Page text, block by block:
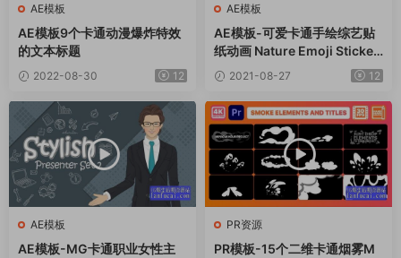
AE模板
AE模板9个卡通动漫爆炸特效
的文本标题
2022-08-30 12
AE模板
AE模板-可爱卡通手绘综艺贴
纸动画 Nature Emoji Sticker
s Animations
2021-08-27 12
AE模板
AE模板-MG卡通职业女性主
PR资源
PR模板-15个二维卡通烟雾M